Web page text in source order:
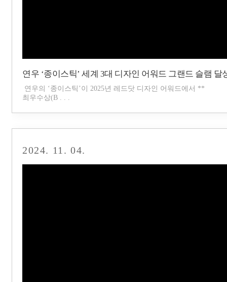
연우 ‘종이스틱’ 세계 3대 디자인 어워드 그랜드 슬램 달
연우의 ‘종이스틱’이 2025년 레드닷 디자인 어워드에서 **
최우수상(B . . .
2024. 11. 04.